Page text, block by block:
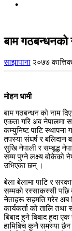
बाम गठबन्धनको
साझापाना २०७७
मोहन धामी
बाम गठबन्धन को नाम
एकता गरि अब नेपालमा
कम्युनिष्ट पाटि स्थापना
तपस्या संघर्ष र बलिदान
सुखि नेपाली र सम्बृद्ध
सम्म पुग्ने लक्ष्य बोकेको
उभिएका छन् ।
बेला बेलामा पाटि र
सम्मको रस्साकस्सी पछि
नेताहरू सहमति गरेर अब
कार्यकर्ता को तालि तथा
बिबाद हुने बिबाद हुदा
हामिबिच कुनै समस्या छैन